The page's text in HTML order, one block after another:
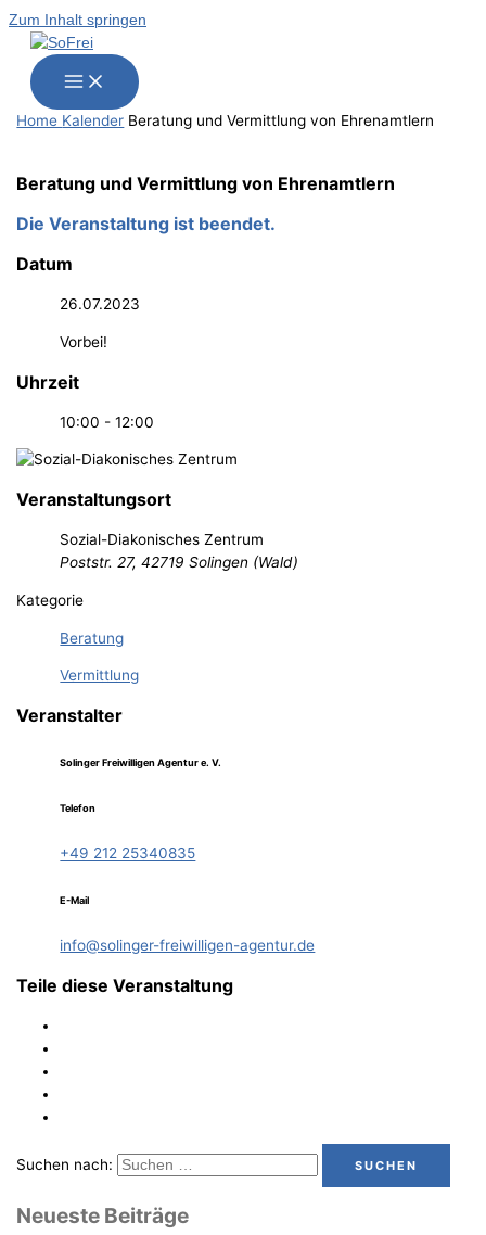
Zum Inhalt springen
Home Kalender Bera­tung und Ver­mitt­lung von Ehrenamtlern
Bera­tung und Ver­mitt­lung von Ehrenamtlern
Die Veranstaltung ist beendet.
Datum
26.07.2023
Vorbei!
Uhrzeit
10:00 - 12:00
Veranstaltungsort
Sozial-Diakonisches Zentrum
Poststr. 27, 42719 Solingen (Wald)
Kategorie
Beratung
Vermittlung
Veranstalter
Solinger Freiwilligen Agentur e. V.
Telefon
+49 212 25340835
E-Mail
info@solinger-freiwilligen-agentur.de
Teile diese Veranstaltung
Suchen nach:
Neu­es­te Beiträge